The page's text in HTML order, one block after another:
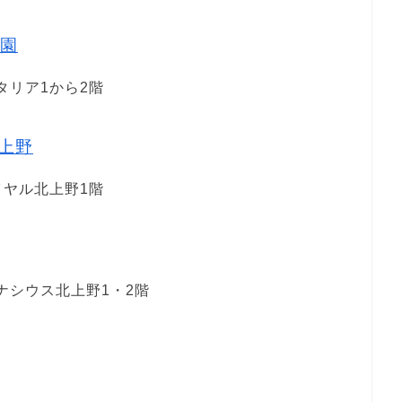
リア1から2階
野
ル北上野1階
シウス北上野1・2階